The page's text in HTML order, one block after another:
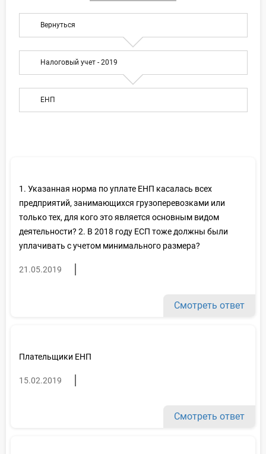
Вернуться
Налоговый учет - 2019
ЕНП
1. Указанная норма по уплате ЕНП касалась всех
предприятий, занимающихся грузоперевозками или
только тех, для кого это является основным видом
деятельности? 2. В 2018 году ЕСП тоже должны были
уплачивать с учетом минимального размера?
21.05.2019
Смотреть ответ
Плательщики ЕНП
15.02.2019
Смотреть ответ